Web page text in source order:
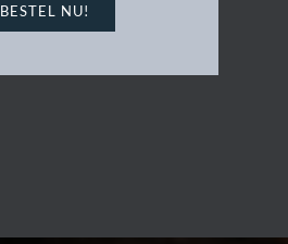
BESTEL NU!